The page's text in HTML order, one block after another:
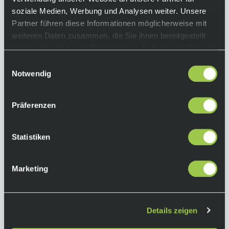
soziale Medien, Werbung und Analysen weiter. Unsere
Partner führen diese Informationen möglicherweise mit
weiteren Daten zusammen, die Sie ihnen bereitgestellt
haben oder die sie im Rahmen Ihrer Nutzung der Dienste
Notwendig
Präferenzen
Statistiken
Marketing
Details zeigen